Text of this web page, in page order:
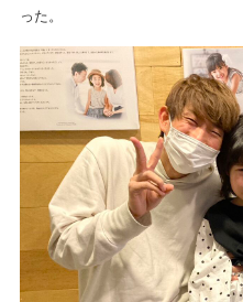
った。